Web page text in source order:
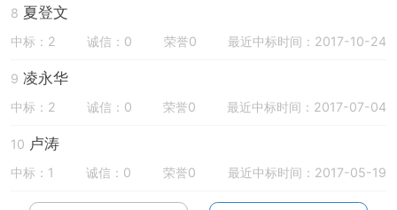
8 夏登文
中标：2 诚信：0 荣誉0 最近中标时间：2017-10-24
9 凌永华
中标：2 诚信：0 荣誉0 最近中标时间：2017-07-04
10 卢涛
中标：1 诚信：0 荣誉0 最近中标时间：2017-05-19